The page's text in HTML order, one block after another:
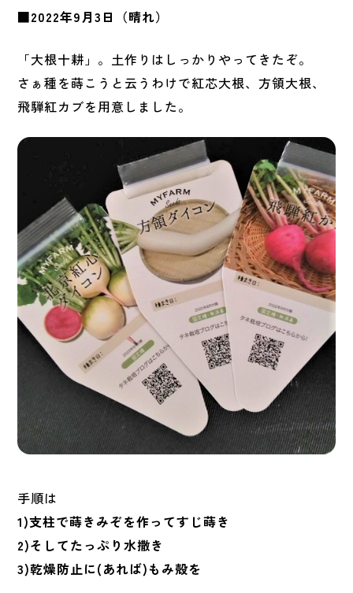
■2022年9月3日（晴れ）
「大根十耕」。土作りはしっかりやってきたぞ。
さぁ種を蒔こうと云うわけで紅芯大根、方領大根、
飛騨紅カブを用意しました。
手順は
1)支柱で蒔きみぞを作ってすじ蒔き
2)そしてたっぷり水撒き
3)乾燥防止に(あれば)もみ殻を